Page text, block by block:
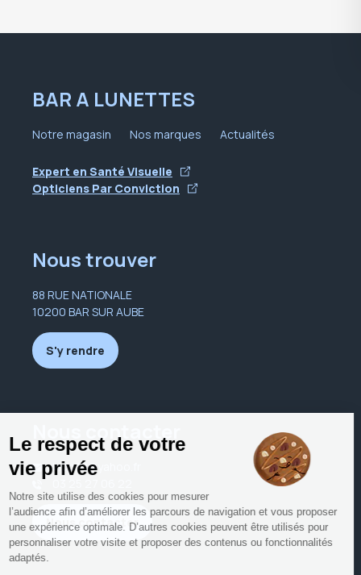
BAR A LUNETTES
Notre magasin Nos marques Actualités
Expert en Santé Visuelle
Opticiens Par Conviction
Nous trouver
88 RUE NATIONALE
10200 BAR SUR AUBE
S'y rendre
Nous contacter
lnpp10@yahoo.fr
Nous contacter